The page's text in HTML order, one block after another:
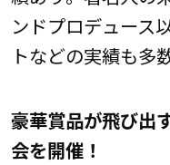
ンドプロデュース
トなどの実績も多
豪華賞品が飛び出
会を開催！